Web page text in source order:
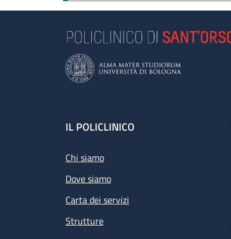
Footer
IL POLICLINICO
Chi siamo
Dove siamo
Carta dei servizi
Strutture